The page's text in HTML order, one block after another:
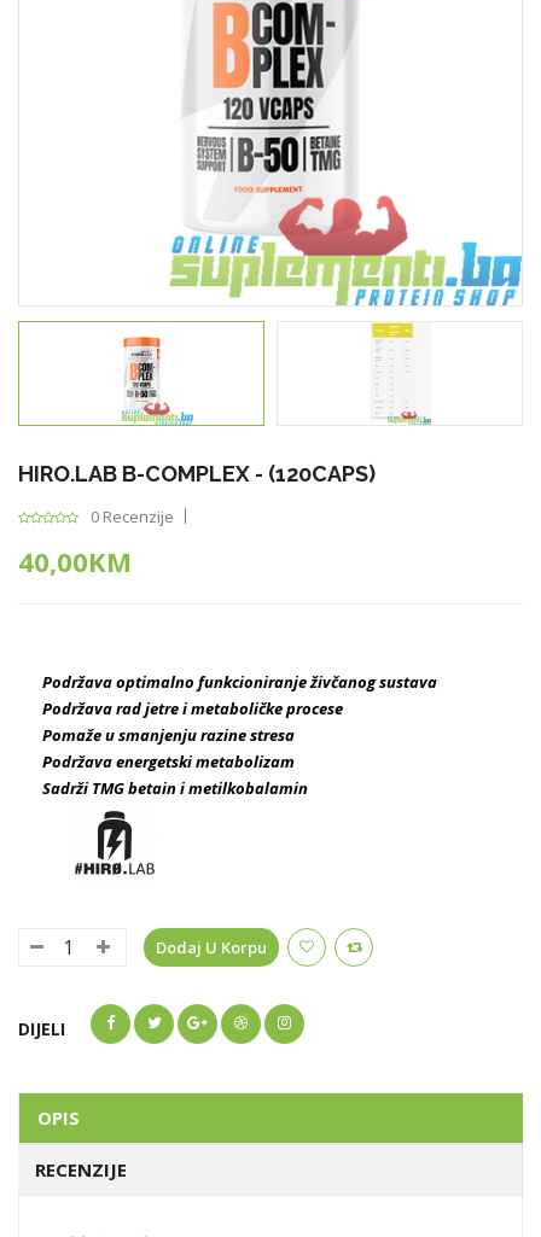
HIRO.LAB B-COMPLEX - (120CAPS)
0 Recenzije
40,00KM
Podržava optimalno funkcioniranje živčanog sustava
Podržava rad jetre i metaboličke procese
Pomaže u smanjenju razine stresa
Podržava energetski metabolizam
Sadrži TMG betain i metilkobalamin
Dodaj U Korpu
DIJELI
OPIS
RECENZIJE